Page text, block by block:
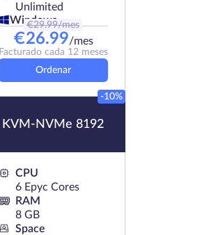
Unlimited
Windows
€29.99/mes
€26.99/mes
Facturado cada 12 meses
Ordenar
KVM-NVMe 8192
-10%
CPU
6 Epyc Cores
RAM
8 GB
Space